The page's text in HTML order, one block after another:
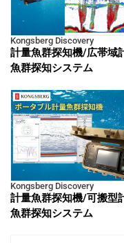
Kongsberg Discovery
計量魚群探知機/広帯域
魚群探知システム
Kongsberg Discovery
計量魚群探知機/可搬型
魚群探知システム